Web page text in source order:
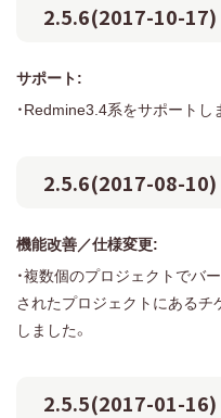
2.5.6(2017-10-17)
サポート:
・Redmine3.4系をサポートし
2.5.6(2017-08-10)
機能改善／仕様変更:
・複数個のプロジェクトでバ
されたプロジェクトにあるチ
しました。
2.5.5(2017-01-16)